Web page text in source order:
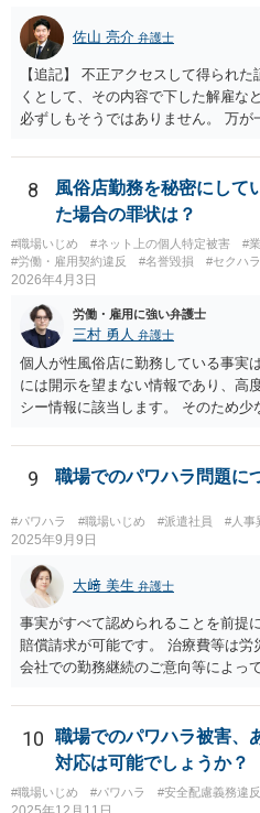
佐山 亮介 弁護士
【追記】 不正アクセスして得られ
くとして、その内容で下した解雇な
必ずしもそうではありません。 万
8
風俗店勤務を秘密にして
た場合の罪状は？
#職場いじめ #ネット上の個人特定被害
#
#労働・雇用契約違反
#名誉毀損 #セクハラ
2026年4月3日
労働・雇用に強い弁護士
三村 勇人 弁護士
個人が性風俗店に勤務している事実
には開示を望まない情報であり、高
シー情報に該当します。 そのため
われます。
9 職場でのパワハラ問題に
#パワハラ #職場いじめ #派遣社員 #人事
2025年9月9日
大﨑 美生 弁護士
事実がすべて認められることを前提
賠償請求が可能です。 治療費等は
会社での勤務継続のご意向等によっ
弁護士にご相談いただくのがよろし
針も変わります。 内容が踏み込ん
能性がありますので、詳しくは、
ことをお勧めいたします。
10
職場でのパワハラ被害、
対応は可能でしょうか？
#職場いじめ #パワハラ #安全配慮義務違反